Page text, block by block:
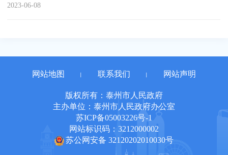
2023-06-08
网站地图 联系我们 网站声明
版权所有：泰州市人民政府
主办单位：泰州市人民政府办公室
苏ICP备05003226号-1
网站标识码：3212000002
苏公网安备 32120202010030号